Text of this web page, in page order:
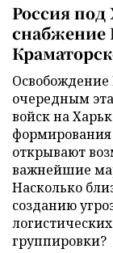
Россия под
снабжение
Освобождение
очередным
войск на
открывают
важнейшие
Насколько
созданию
группировки?